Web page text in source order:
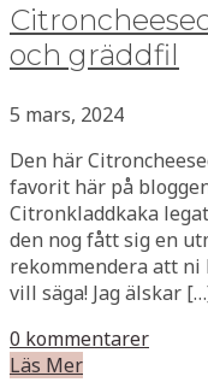
och gräddfil
5 mars, 2024
Den här
favorit här på
Citronkladdkaka
den nog fått sig en
rekommendera att
vill säga! Jag älskar
0 kommentarer
Läs Mer